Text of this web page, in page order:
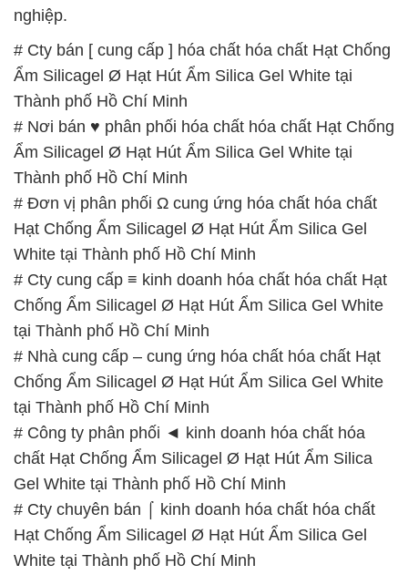
nghiệp.
# Cty bán [ cung cấp ] hóa chất hóa chất Hạt Chống
Ẩm Silicagel Ø Hạt Hút Ẩm Silica Gel White tại
Thành phố Hồ Chí Minh
# Nơi bán ♥ phân phối hóa chất hóa chất Hạt Chống
Ẩm Silicagel Ø Hạt Hút Ẩm Silica Gel White tại
Thành phố Hồ Chí Minh
# Đơn vị phân phối Ω cung ứng hóa chất hóa chất
Hạt Chống Ẩm Silicagel Ø Hạt Hút Ẩm Silica Gel
White tại Thành phố Hồ Chí Minh
# Cty cung cấp ≡ kinh doanh hóa chất hóa chất Hạt
Chống Ẩm Silicagel Ø Hạt Hút Ẩm Silica Gel White
tại Thành phố Hồ Chí Minh
# Nhà cung cấp – cung ứng hóa chất hóa chất Hạt
Chống Ẩm Silicagel Ø Hạt Hút Ẩm Silica Gel White
tại Thành phố Hồ Chí Minh
# Công ty phân phối ◄ kinh doanh hóa chất hóa
chất Hạt Chống Ẩm Silicagel Ø Hạt Hút Ẩm Silica
Gel White tại Thành phố Hồ Chí Minh
# Cty chuyên bán ⌠ kinh doanh hóa chất hóa chất
Hạt Chống Ẩm Silicagel Ø Hạt Hút Ẩm Silica Gel
White tại Thành phố Hồ Chí Minh